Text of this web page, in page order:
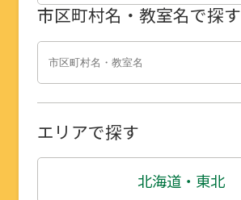
市区町村名・教室名で探す
エリアで探す
北海道・東北